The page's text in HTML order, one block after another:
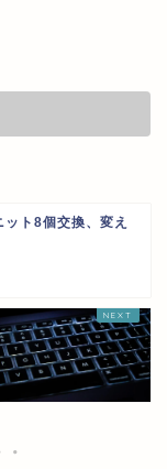
ト8個交換、変え